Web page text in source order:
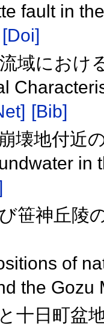
fault in
[Doi]
域におけ
[Bib]
壊地付近
in
笹神丘陵
of
the Gozu
十日町盆